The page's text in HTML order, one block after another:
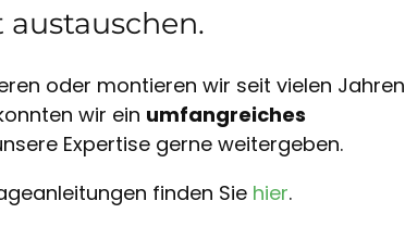
oder montieren wir seit vielen Jahren
wir ein umfangreiches
Expertise gerne weitergeben.
finden Sie hier.